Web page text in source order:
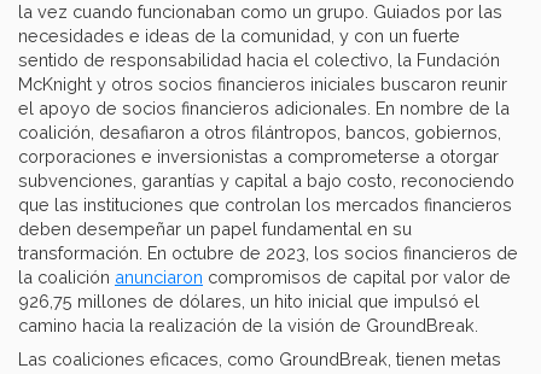
la vez cuando funcionaban como un grupo. Guiados por las
necesidades e ideas de la comunidad, y con un fuerte
sentido de responsabilidad hacia el colectivo, la Fundación
McKnight y otros socios financieros iniciales buscaron reunir
el apoyo de socios financieros adicionales. En nombre de la
coalición, desafiaron a otros filántropos, bancos, gobiernos,
corporaciones e inversionistas a comprometerse a otorgar
subvenciones, garantías y capital a bajo costo, reconociendo
que las instituciones que controlan los mercados financieros
deben desempeñar un papel fundamental en su
transformación. En octubre de 2023, los socios financieros de
la coalición anunciaron compromisos de capital por valor de
926,75 millones de dólares, un hito inicial que impulsó el
camino hacia la realización de la visión de GroundBreak.
Las coaliciones eficaces, como GroundBreak, tienen metas